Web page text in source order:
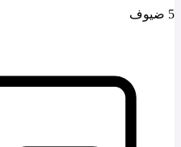
5 ضيوف